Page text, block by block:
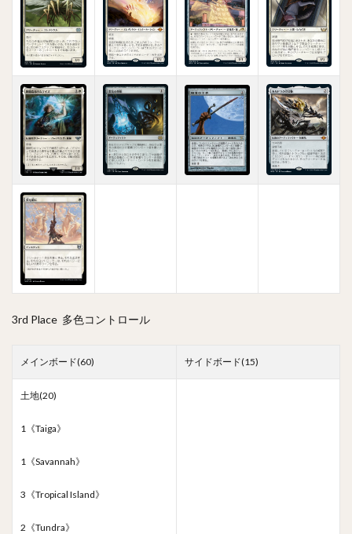
3rd Place 多色コントロール
メインボード(60) サイドボード(15)
土地(20)
1《Taiga》
1《Savannah》
3《Tropical Island》
2《Tundra》